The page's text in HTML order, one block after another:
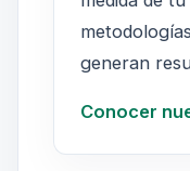
generan
Conocer